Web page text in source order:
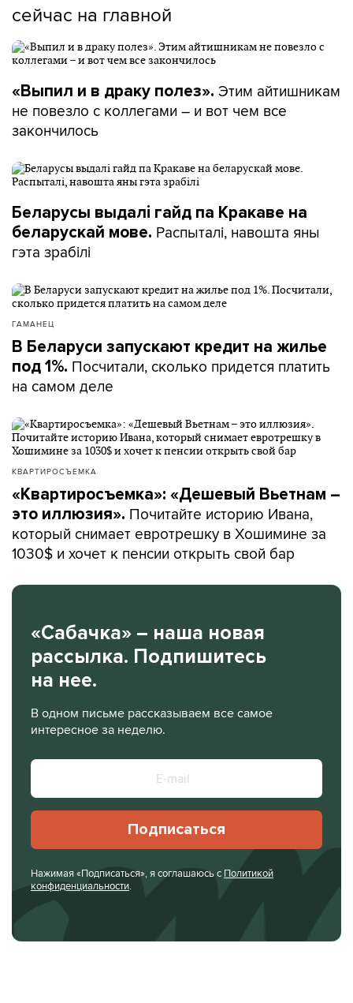
сейчас на главной
«Выпил и в драку полез». Этим айтишникам
не повезло с коллегами – и вот чем все
закончилось
Беларусы выдалі гайд па Кракаве на
беларускай мове. Распыталі, навошта яны
гэта зрабілі
ГАМАНЕЦ
В Беларуси запускают кредит на жилье
под 1%. Посчитали, сколько придется платить
на самом деле
КВАРТИРОСЪЕМКА
«Квартиросъемка»: «Дешевый Вьетнам –
это иллюзия». Почитайте историю Ивана,
который снимает евротрешку в Хошимине за
1030$ и хочет к пенсии открыть свой бар
«Сабачка» – наша новая
рассылка. Подпишитесь
на нее.
В одном письме рассказываем все самое
интересное за неделю.
Подписаться
Нажимая «Подписаться», я соглашаюсь с Политикой
конфиденциальности.